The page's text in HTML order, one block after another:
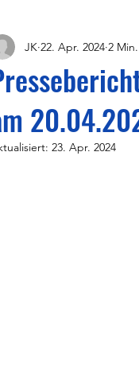
JK 22. Apr. 2024 2
23. Apr. 2024